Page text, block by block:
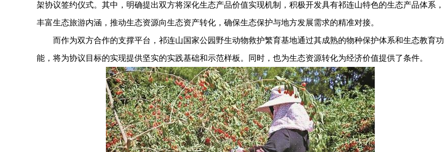
架协议签约仪式。其中，明确提出双方将深化生态产品价值实现机制，积极开发具有祁连山特色的生态产品体系，
丰富生态旅游内涵，推动生态资源向生态资产转化，确保生态保护与地方发展需求的精准对接。
而作为双方合作的支撑平台，祁连山国家公园野生动物救护繁育基地通过其成熟的物种保护体系和生态教育功
能，将为协议目标的实现提供坚实的实践基础和示范样板。同时，也为生态资源转化为经济价值提供了条件。